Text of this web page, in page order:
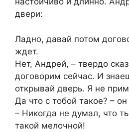
двери:
Ладно, давай потом
ждет.
Нет, Андрей, – твердо
договорим сейчас. И
открывай дверь. Я не
Да что с тобой такое? –
– Никогда не думал, что
такой мелочной!